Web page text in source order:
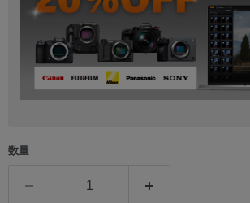
数量